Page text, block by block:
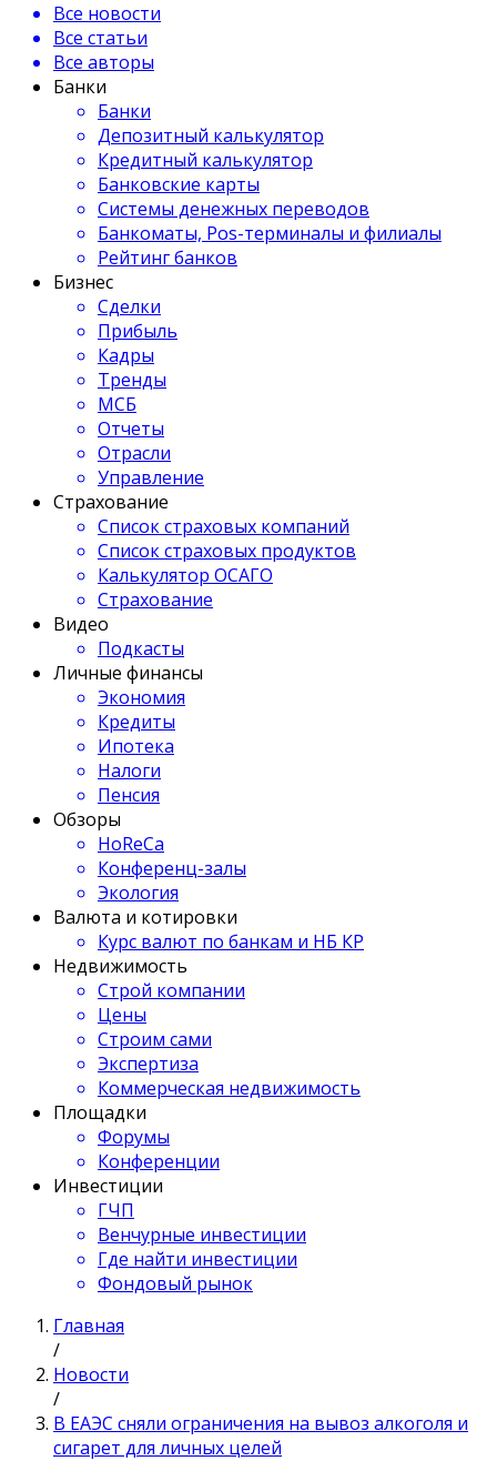
Все новости
Все статьи
Все авторы
Банки
Банки
Депозитный калькулятор
Кредитный калькулятор
Банковские карты
Системы денежных переводов
Банкоматы, Pos-терминалы и филиалы
Рейтинг банков
Бизнес
Сделки
Прибыль
Кадры
Тренды
МСБ
Отчеты
Отрасли
Управление
Страхование
Список страховых компаний
Список страховых продуктов
Калькулятор ОСАГО
Страхование
Видео
Подкасты
Личные финансы
Экономия
Кредиты
Ипотека
Налоги
Пенсия
Обзоры
HoReCa
Конференц-залы
Экология
Валюта и котировки
Курс валют по банкам и НБ КР
Недвижимость
Строй компании
Цены
Строим сами
Экспертиза
Коммерческая недвижимость
Площадки
Форумы
Конференции
Инвестиции
ГЧП
Венчурные инвестиции
Где найти инвестиции
Фондовый рынок
Главная
/
Новости
/
В ЕАЭС сняли ограничения на вывоз алкоголя и
сигарет для личных целей